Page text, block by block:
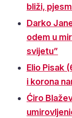
bliži,
Darko
odem u
svijetu”
Elio Pisak
i korona
Ćiro